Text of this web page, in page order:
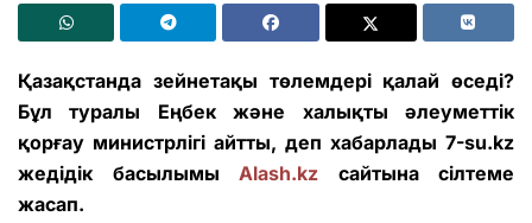
Қазақстанда зейнетақы төлемдері қалай өседі?
Бұл туралы Еңбек және халықты әлеуметтік
қорғау министрлігі айтты, деп хабарлады 7-su.kz
жедідік басылымы Alash.kz сайтына сілтеме
жасап.